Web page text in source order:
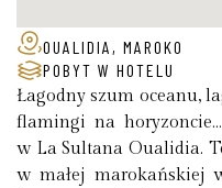
OUALIDIA, MAROKO
POBYT W HOTELU
Łagodny szum oceanu,
flamingi na
w La Sultana Oualidia.
w małej marokańskiej